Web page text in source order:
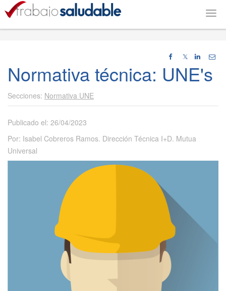
𝕏
Normativa técnica: UNE's
Normativa UNE
Publicado el: 26/04/2023
Por: Isabel Cobreros Ramos. Dirección Técnica I+D. Mutua
Universal